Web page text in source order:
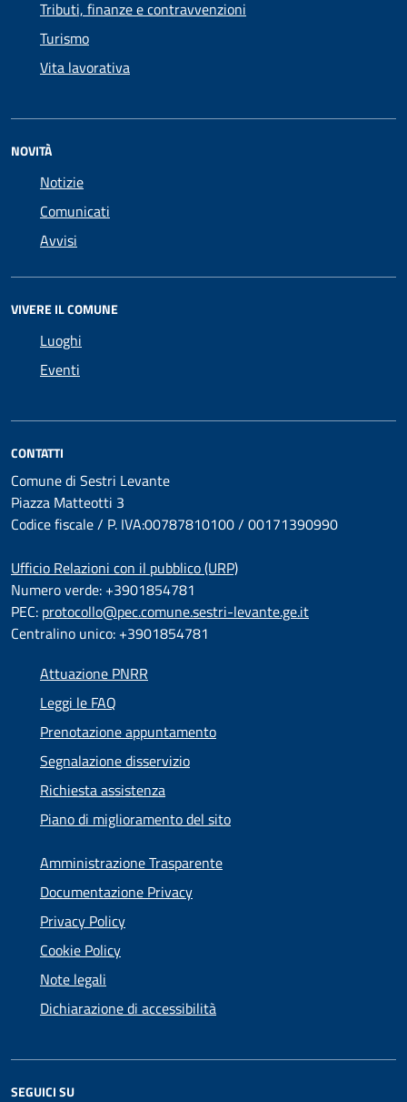
Tributi, finanze e contravvenzioni
Turismo
Vita lavorativa
NOVITÀ
Notizie
Comunicati
Avvisi
VIVERE IL COMUNE
Luoghi
Eventi
CONTATTI
Comune di Sestri Levante
Piazza Matteotti 3
Codice fiscale / P. IVA:00787810100 / 00171390990
Ufficio Relazioni con il pubblico (URP)
Numero verde: +3901854781
PEC: protocollo@pec.comune.sestri-levante.ge.it
Centralino unico: +3901854781
Attuazione PNRR
Leggi le FAQ
Prenotazione appuntamento
Segnalazione disservizio
Richiesta assistenza
Piano di miglioramento del sito
Amministrazione Trasparente
Documentazione Privacy
Privacy Policy
Cookie Policy
Note legali
Dichiarazione di accessibilità
SEGUICI SU